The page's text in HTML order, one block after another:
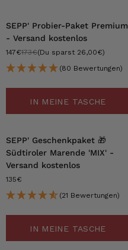
-15%
SEPP' Probier-Paket Premium
- Versand kostenlos
147€173€(Du sparst 26,00€)
(80 Bewertungen)
IN MEINE TASCHE
SEPP' Geschenkpaket 🎁
Südtiroler Marende 'MIX' -
Versand kostenlos
135€
(21 Bewertungen)
IN MEINE TASCHE